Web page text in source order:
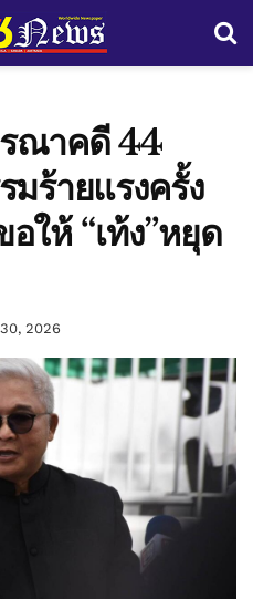
ณาคดี 44
มร้ายแรงครั้ง
ให้ “เท้ง”หยุด
2026